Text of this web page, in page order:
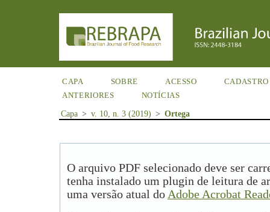
CAPA SOBRE ACESSO
CADASTRO
ANTERIORES
NOTÍCIAS
Capa > v. 10, n. 3 (2019) > Ortega
O arquivo PDF selecionado deve ser
tenha instalado um plugin de leitura de
uma versão atual doAdobe Acrobat